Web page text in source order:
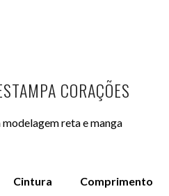
CORAÇÕES
reta e manga
Cintura Comprimento